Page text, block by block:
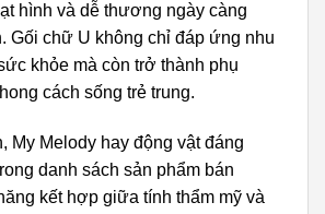
hình và dễ thương ngày càng
Gối chữ U không chỉ đáp ứng nhu
khỏe mà còn trở thành phụ
cách sống trẻ trung.
My Melody hay động vật đáng
danh sách sản phẩm bán
kết hợp giữa tính thẩm mỹ và